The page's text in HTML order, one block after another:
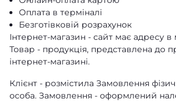
Оплата в терміналі
Безготівковій розрахунок
Інтернет-магазин - сайт має адресу в
Товар - продукція, представлена ​​до
інтернет-магазині.
Клієнт - розмістила Замовлення
особа. Замовлення - оформлений